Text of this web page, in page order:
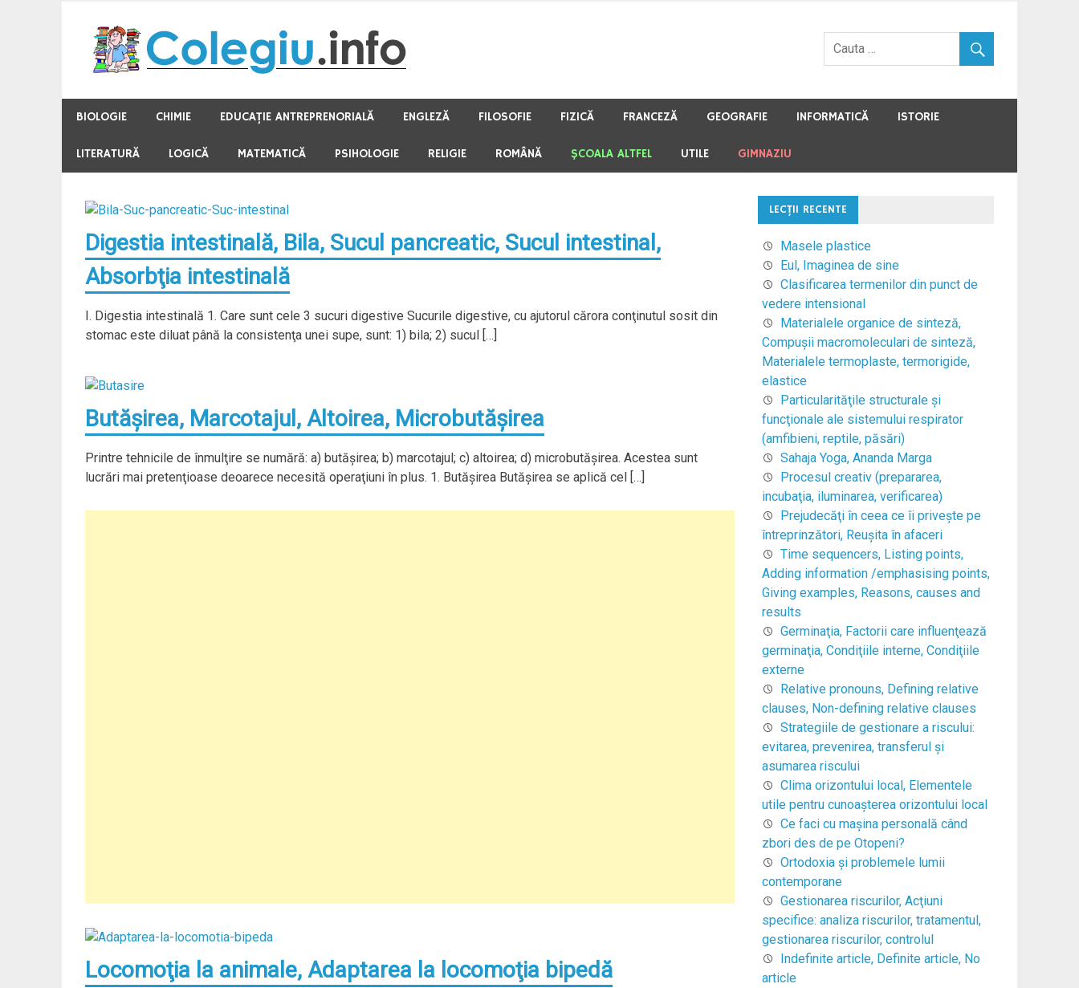
content
BIOLOGIE CHIMIE EDUCAŢIE ANTREPRENORIALĂ ENGLEZĂ FILOSOFIE FIZICĂ FRANCEZĂ GEOGRAFIE INFORMATICĂ ISTORIE
LITERATURĂ LOGICĂ MATEMATICĂ PSIHOLOGIE RELIGIE ROMÂNĂ ŞCOALA ALTFEL UTILE GIMNAZIU
Digestia intestinală, Bila, Sucul pancreatic, Sucul intestinal,
Absorbţia intestinală
I. Digestia intestinală 1. Care sunt cele 3 sucuri digestive Sucurile digestive, cu ajutorul cărora conţinutul sosit din
stomac este diluat până la consistenţa unei supe, sunt: 1) bila; 2) sucul […]
Butăşirea, Marcotajul, Altoirea, Microbutăşirea
Printre tehnicile de înmulţire se numără: a) butăşirea; b) marcotajul; c) altoirea; d) microbutăşirea. Acestea sunt
lucrări mai pretenţioase deoarece necesită operaţiuni în plus. 1. Butăşirea Butăşirea se aplică cel […]
Locomoţia la animale, Adaptarea la locomoţia bipedă
LECŢII RECENTE
Masele plastice
Eul, Imaginea de sine
Clasificarea termenilor din punct de
vedere intensional
Materialele organice de sinteză,
Compuşii macromoleculari de sinteză,
Materialele termoplaste, termorigide,
elastice
Particularităţile structurale şi
funcţionale ale sistemului respirator
(amfibieni, reptile, păsări)
Sahaja Yoga, Ananda Marga
Procesul creativ (prepararea,
incubaţia, iluminarea, verificarea)
Prejudecăţi în ceea ce îi priveşte pe
întreprinzători, Reuşita în afaceri
Time sequencers, Listing points,
Adding information /emphasising points,
Giving examples, Reasons, causes and
results
Germinaţia, Factorii care influenţează
germinaţia, Condiţiile interne, Condiţiile
externe
Relative pronouns, Defining relative
clauses, Non-defining relative clauses
Strategiile de gestionare a riscului:
evitarea, prevenirea, transferul şi
asumarea riscului
Clima orizontului local, Elementele
utile pentru cunoaşterea orizontului local
Ce faci cu mașina personală când
zbori des de pe Otopeni?
Ortodoxia şi problemele lumii
contemporane
Gestionarea riscurilor, Acţiuni
specifice: analiza riscurilor, tratamentul,
gestionarea riscurilor, controlul
Indefinite article, Definite article, No
article